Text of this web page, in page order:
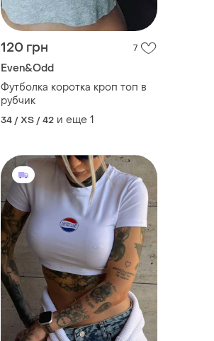
120 грн 7
Even&Odd
Футболка коротка кроп топ в
рубчик
34 / XS / 42 и еще 1